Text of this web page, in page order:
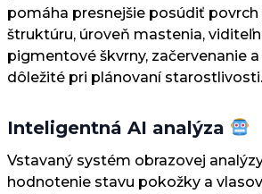
pomáha presnejšie posúdiť povrch
štruktúru, úroveň mastenia,
pigmentové škvrny, začervenanie
dôležité pri plánovaní starostlivosti.
Inteligentná AI analýza
Vstavaný systém obrazovej
hodnotenie stavu pokožky a